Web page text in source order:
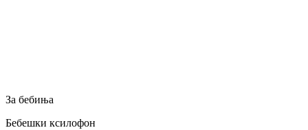
За бебиња
Бебешки ксилофон